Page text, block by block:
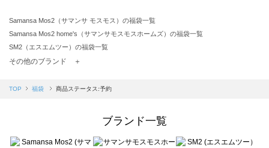
Samansa Mos2（サマンサ モスモス）の福袋一覧
Samansa Mos2 home's（サマンサモスモスホームズ）の福袋一覧
SM2（エスエムツー）の福袋一覧
TSUHARU by Samansa Mos2（ツハルバイサマンサモスモス）の福袋一覧
Samansa Mos2 blue（サマンサモスモス ブルー）の福袋一覧
sō4ū（ソウフォーユー）の福袋一覧
Te chichi（テチチ）の福袋一覧
その他のブランド ＋
TOP 福袋 商品ステータス:予約
ブランド一覧